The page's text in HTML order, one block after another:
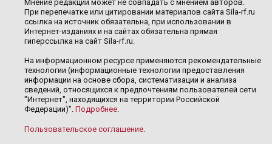
Мнение редакции может не совпадать с мнением авторов.
При перепечатке или цитировании материалов сайта Sila-rf.ru
ссылка на источник обязательна, при использовании в
Интернет-изданиях и на сайтах обязательна прямая
гиперссылка на сайт Sila-rf.ru.
На информационном ресурсе применяются рекомендательные
технологии (информационные технологии предоставления
информации на основе сбора, систематизации и анализа
сведений, относящихся к предпочтениям пользователей сети
"Интернет", находящихся на территории Российской
Федерации)". Подробнее.
Пользовательское соглашение.